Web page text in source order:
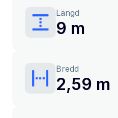
Längd
9 m
Bredd
2,59 m